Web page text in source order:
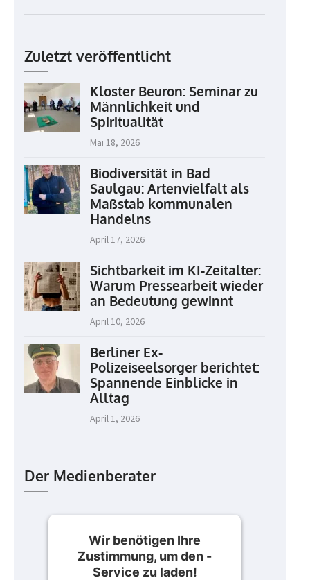
Zuletzt veröffentlicht
Kloster Beuron: Seminar zu
Männlichkeit und
Spiritualität
Mai 18, 2026
Biodiversität in Bad
Saulgau: Artenvielfalt als
Maßstab kommunalen
Handelns
April 17, 2026
Sichtbarkeit im KI-Zeitalter:
Warum Pressearbeit wieder
an Bedeutung gewinnt
April 10, 2026
Berliner Ex-
Polizeiseelsorger berichtet:
Spannende Einblicke in
Alltag
April 1, 2026
Der Medienberater
Wir benötigen Ihre
Zustimmung, um den -
Service zu laden!